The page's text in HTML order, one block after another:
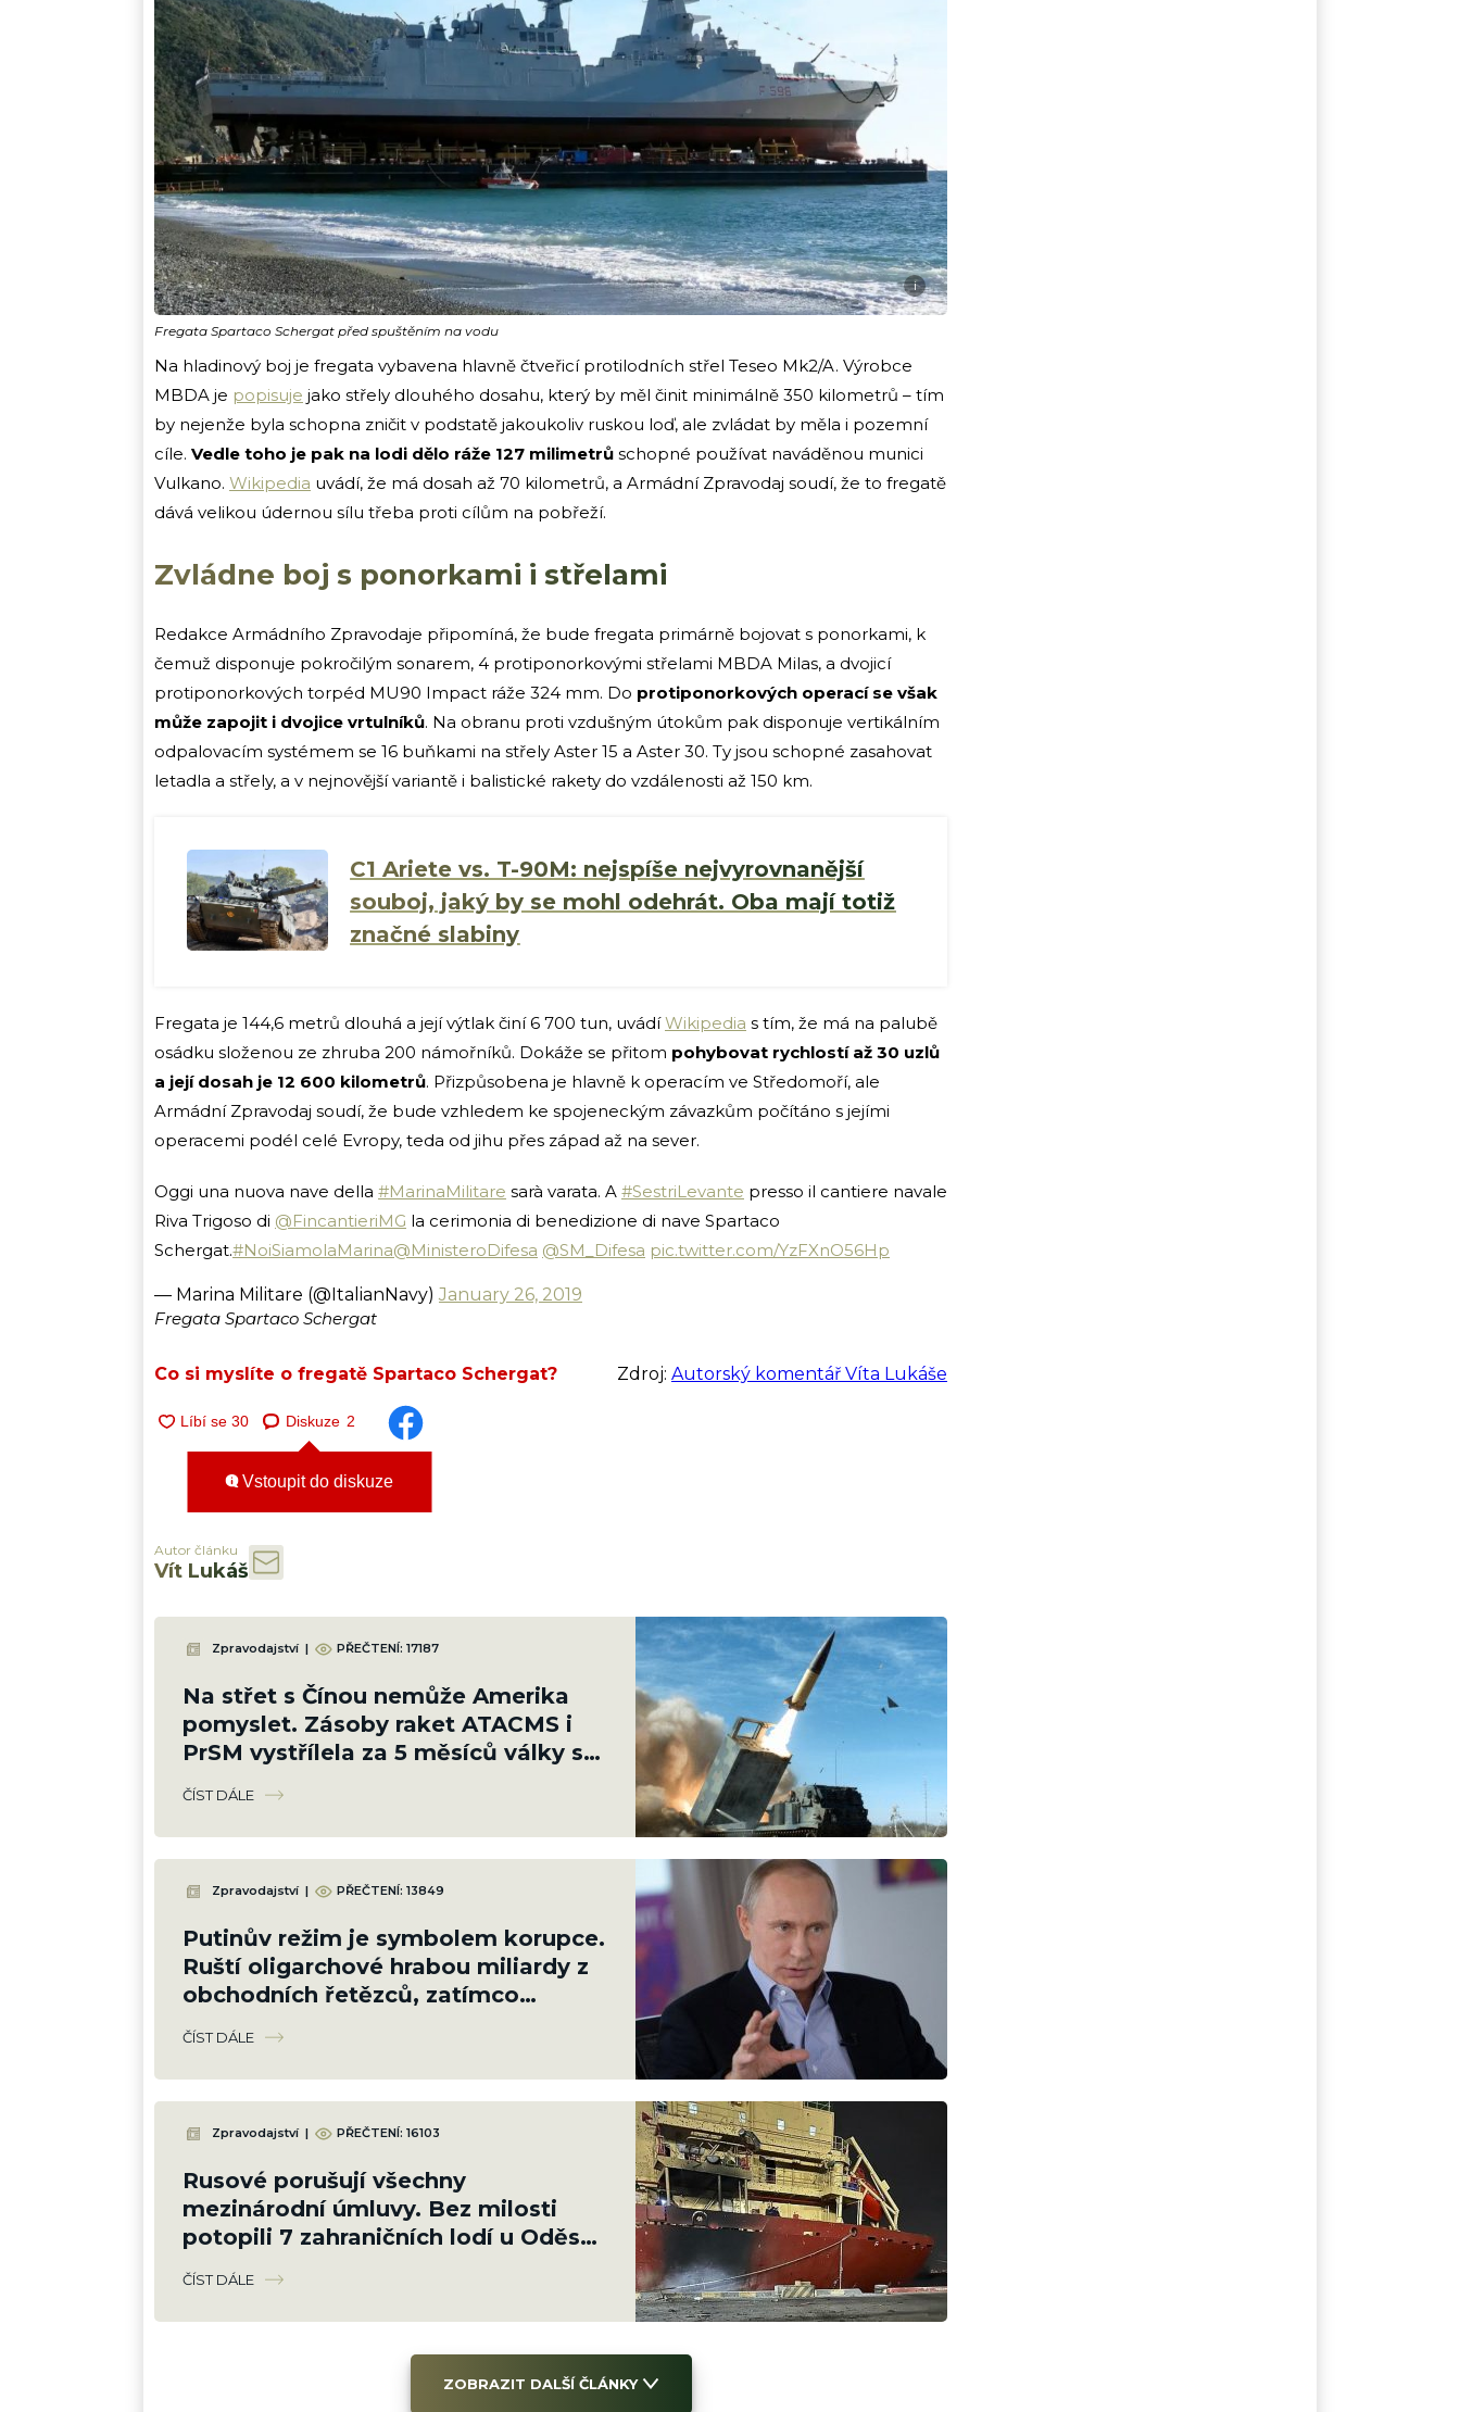
i
Fregata Spartaco Schergat před spuštěním na vodu
Na hladinový boj je fregata vybavena hlavně čtveřicí protilodních střel Teseo Mk2/A. Výrobce
MBDA je popisuje jako střely dlouhého dosahu, který by měl činit minimálně 350 kilometrů – tím
by nejenže byla schopna zničit v podstatě jakoukoliv ruskou loď, ale zvládat by měla i pozemní
cíle. Vedle toho je pak na lodi dělo ráže 127 milimetrů schopné používat naváděnou munici
Vulkano. Wikipedia uvádí, že má dosah až 70 kilometrů, a Armádní Zpravodaj soudí, že to fregatě
dává velikou údernou sílu třeba proti cílům na pobřeží.
Zvládne boj s ponorkami i střelami
Redakce Armádního Zpravodaje připomíná, že bude fregata primárně bojovat s ponorkami, k
čemuž disponuje pokročilým sonarem, 4 protiponorkovými střelami MBDA Milas, a dvojicí
protiponorkových torpéd MU90 Impact ráže 324 mm. Do protiponorkových operací se však
může zapojit i dvojice vrtulníků. Na obranu proti vzdušným útokům pak disponuje vertikálním
odpalovacím systémem se 16 buňkami na střely Aster 15 a Aster 30. Ty jsou schopné zasahovat
letadla a střely, a v nejnovější variantě i balistické rakety do vzdálenosti až 150 km.
C1 Ariete vs. T-90M: nejspíše nejvyrovnanější
souboj, jaký by se mohl odehrát. Oba mají totiž
značné slabiny
Fregata je 144,6 metrů dlouhá a její výtlak činí 6 700 tun, uvádíWikipedia s tím, že má na palubě
osádku složenou ze zhruba 200 námořníků. Dokáže se přitom pohybovat rychlostí až 30 uzlů
a její dosah je 12 600 kilometrů. Přizpůsobena je hlavně k operacím ve Středomoří, ale
Armádní Zpravodaj soudí, že bude vzhledem ke spojeneckým závazkům počítáno s jejími
operacemi podél celé Evropy, teda od jihu přes západ až na sever.
Oggi una nuova nave della #MarinaMilitare sarà varata. A #SestriLevante presso il cantiere navale
Riva Trigoso di @FincantieriMG la cerimonia di benedizione di nave Spartaco
Schergat.#NoiSiamolaMarina@MinisteroDifesa @SM_Difesa pic.twitter.com/YzFXnO56Hp
— Marina Militare (@ItalianNavy) January 26, 2019
Fregata Spartaco Schergat
Co si myslíte o fregatě Spartaco Schergat? Zdroj: Autorský komentář Víta Lukáše
Diskuze 2
Vstoupit do diskuze
Autor článku
Vít Lukáš
Zpravodajství | PŘEČTENÍ: 17187
Na střet s Čínou nemůže Amerika
pomyslet. Zásoby raket ATACMS i
PrSM vystřílela za 5 měsíců války s
ČÍST DÁLE
Zpravodajství | PŘEČTENÍ: 13849
Putinův režim je symbolem korupce.
Ruští oligarchové hrabou miliardy z
obchodních řetězců, zatímco
ČÍST DÁLE
Zpravodajství | PŘEČTENÍ: 16103
Rusové porušují všechny
mezinárodní úmluvy. Bez milosti
potopili 7 zahraničních lodí u Oděsy.
ČÍST DÁLE
ZOBRAZIT DALŠÍ ČLÁNKY